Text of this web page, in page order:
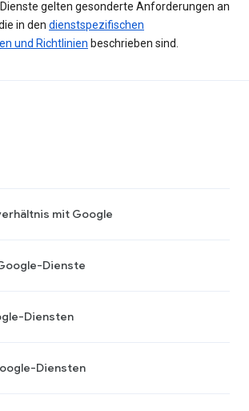
Dienste gelten gesonderte Anforderungen an
in den dienstspezifischen
und Richtlinien beschrieben sind.
mit Google
Dienste
Diensten
Diensten